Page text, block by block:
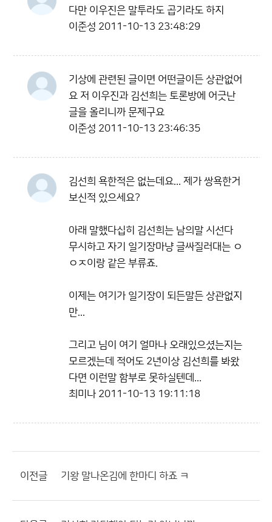
다만 이우진은 말투라도 곱기라도 하지
이준성 2011-10-13 23:48:29
기상에 관련된 글이면 어떤글이든 상관없어
요 저 이우진과 김선희는 토론방에 어긋난
글을 올리니까 문제구요
이준성 2011-10-13 23:46:35
김선희 욕한적은 없는데요... 제가 쌍욕한거
보신적 있으세요?
아래 말했다십히 김선희는 남의말 시선다
무시하고 자기 일기장마냥 글싸질러대는 ㅇ
ㅇㅈ이랑 같은 부류죠.
이제는 여기가 일기장이 되든말든 상관없지
만...
그리고 님이 여기 얼마나 오래있으셨는지는
모르겠는데 적어도 2년이상 김선희를 봐왔
다면 이런말 함부로 못하실텐데...
최미나 2011-10-13 19:11:18
이전글 기왕 말나온김에 한마디 하죠 ㅋ